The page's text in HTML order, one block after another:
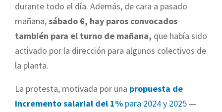
durante todo el día. Además, de cara a pasado
mañana,sábado 6, hay paros convocados
también para el turno de mañana, que había sido
activado por la dirección para algunos colectivos de
la planta.
La protesta, motivada por una propuesta de
incremento salarial del 1% para 2024 y 2025 —